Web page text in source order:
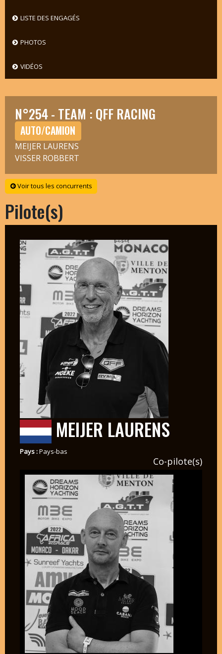
LISTE DES ENGAGÉS
PHOTOS
VIDÉOS
N°254 - TEAM : QFF RACING
AUTO/CAMION
MEIJER LAURENS
VISSER ROBBERT
Voir tous les concurrents
Pilote(s)
MEIJER LAURENS
Pays :Pays-bas
Co-pilote(s)